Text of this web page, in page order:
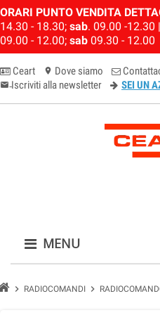
ORARI PUNTO VENDITA
14.30 - 18.30; sab. 09.00 -12.30 |
09.00 - 12.00; sab 09.30 - 12.00
Ceart location_on Dove siamo
email-newsletter
Iscriviti alla newsletter SEI UN
MENU
chevron_right RADIOCOMANDI chevron_right